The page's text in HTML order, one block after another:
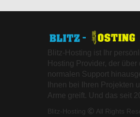
Blitz-Hosting ist Ihr
Hosting Provider, der über
normalen Support
Ihnen bei Ihren Projekten
Arme greift. Und das seit
Blitz-Hosting All Rights